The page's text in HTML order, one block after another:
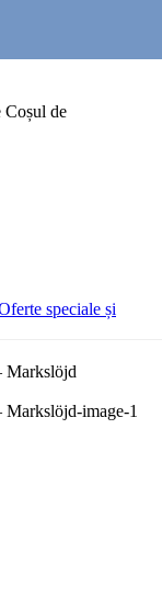
Coșul de
speciale și